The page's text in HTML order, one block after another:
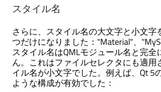
スタイル名
さらに、スタイル名の大文字と小文字
つだけになりました："Material"、
スタイル名はQMLモジュール名と完
ん。これはファイルセレクタにも適用
イル名が小文字でした。例えば、Qt 5
ような構成が有効でした：